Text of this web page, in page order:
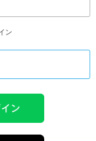
ン